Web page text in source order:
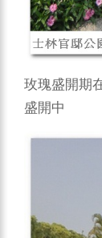
玫瑰盛開期
盛開中